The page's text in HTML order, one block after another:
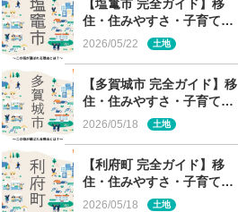
【塩竃市 完全ガイド】移
住・住みやすさ・子育て～
この街が選ばれる理由と
2026/05/22 土地
【多賀城市 完全ガイド】移
住・住みやすさ・子育て～
この街が選ばれる理由と
2026/05/18 土地
【利府町 完全ガイド】移
住・住みやすさ・子育て～
この街が選ばれる理由と
2026/05/18 土地